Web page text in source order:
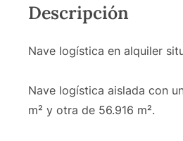
Descripción
Nave logística en alquiler
Nave logística aislada con
m² y otra de 56.916 m².